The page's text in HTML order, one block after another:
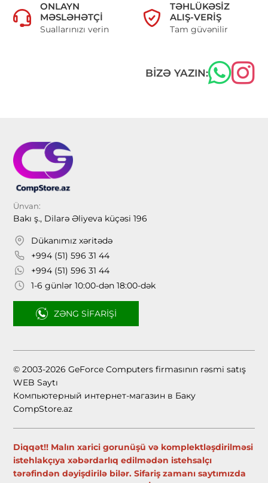
ONLAYN
MƏSLƏHƏTÇI
Suallarınızı verin
TƏHLÜKƏSIZ
ALIŞ-VERIŞ
Tam güvənilir
BIZƏ YAZIN:
Ünvan:
Bakı ş., Dilarə Əliyeva küçəsi 196
Dükanımız xəritədə
+994 (51) 596 31 44
+994 (51) 596 31 44
1-6 günlər 10:00-dən 18:00-dək
ZƏNG SIFARIŞI
© 2003-2026 GeForce Computers firmasının rəsmi satış
WEB Saytı
Компьютерный интернет-магазин в Баку
CompStore.az
Diqqət!! Malın xarici gorunüşü və komplektləşdirilməsi
istehlakçıya xəbərdarlıq edilmədən istehsalçı
tərəfindən dəyişdirilə bilər. Sifariş zamanı saytımızda